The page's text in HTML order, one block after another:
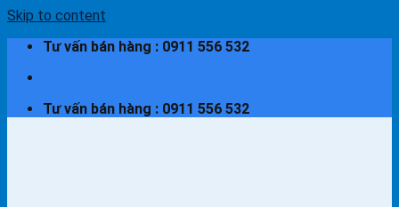
Skip to content
Tư vấn bán hàng : 0911 556 532
Tư vấn bán hàng : 0911 556 532